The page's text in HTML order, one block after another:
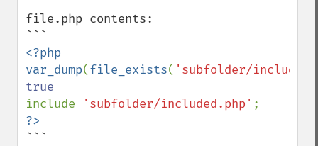
file.php contents:
<?php
var_dump(file_exists( 'subfolder/
include
'subfolder/included.php'
```